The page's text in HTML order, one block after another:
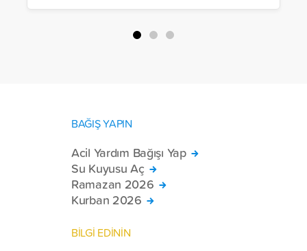
BAĞIŞ YAPIN
Acil Yardım Bağışı Yap
Su Kuyusu Aç
Ramazan 2026
Kurban 2026
BİLGİ EDİNİN